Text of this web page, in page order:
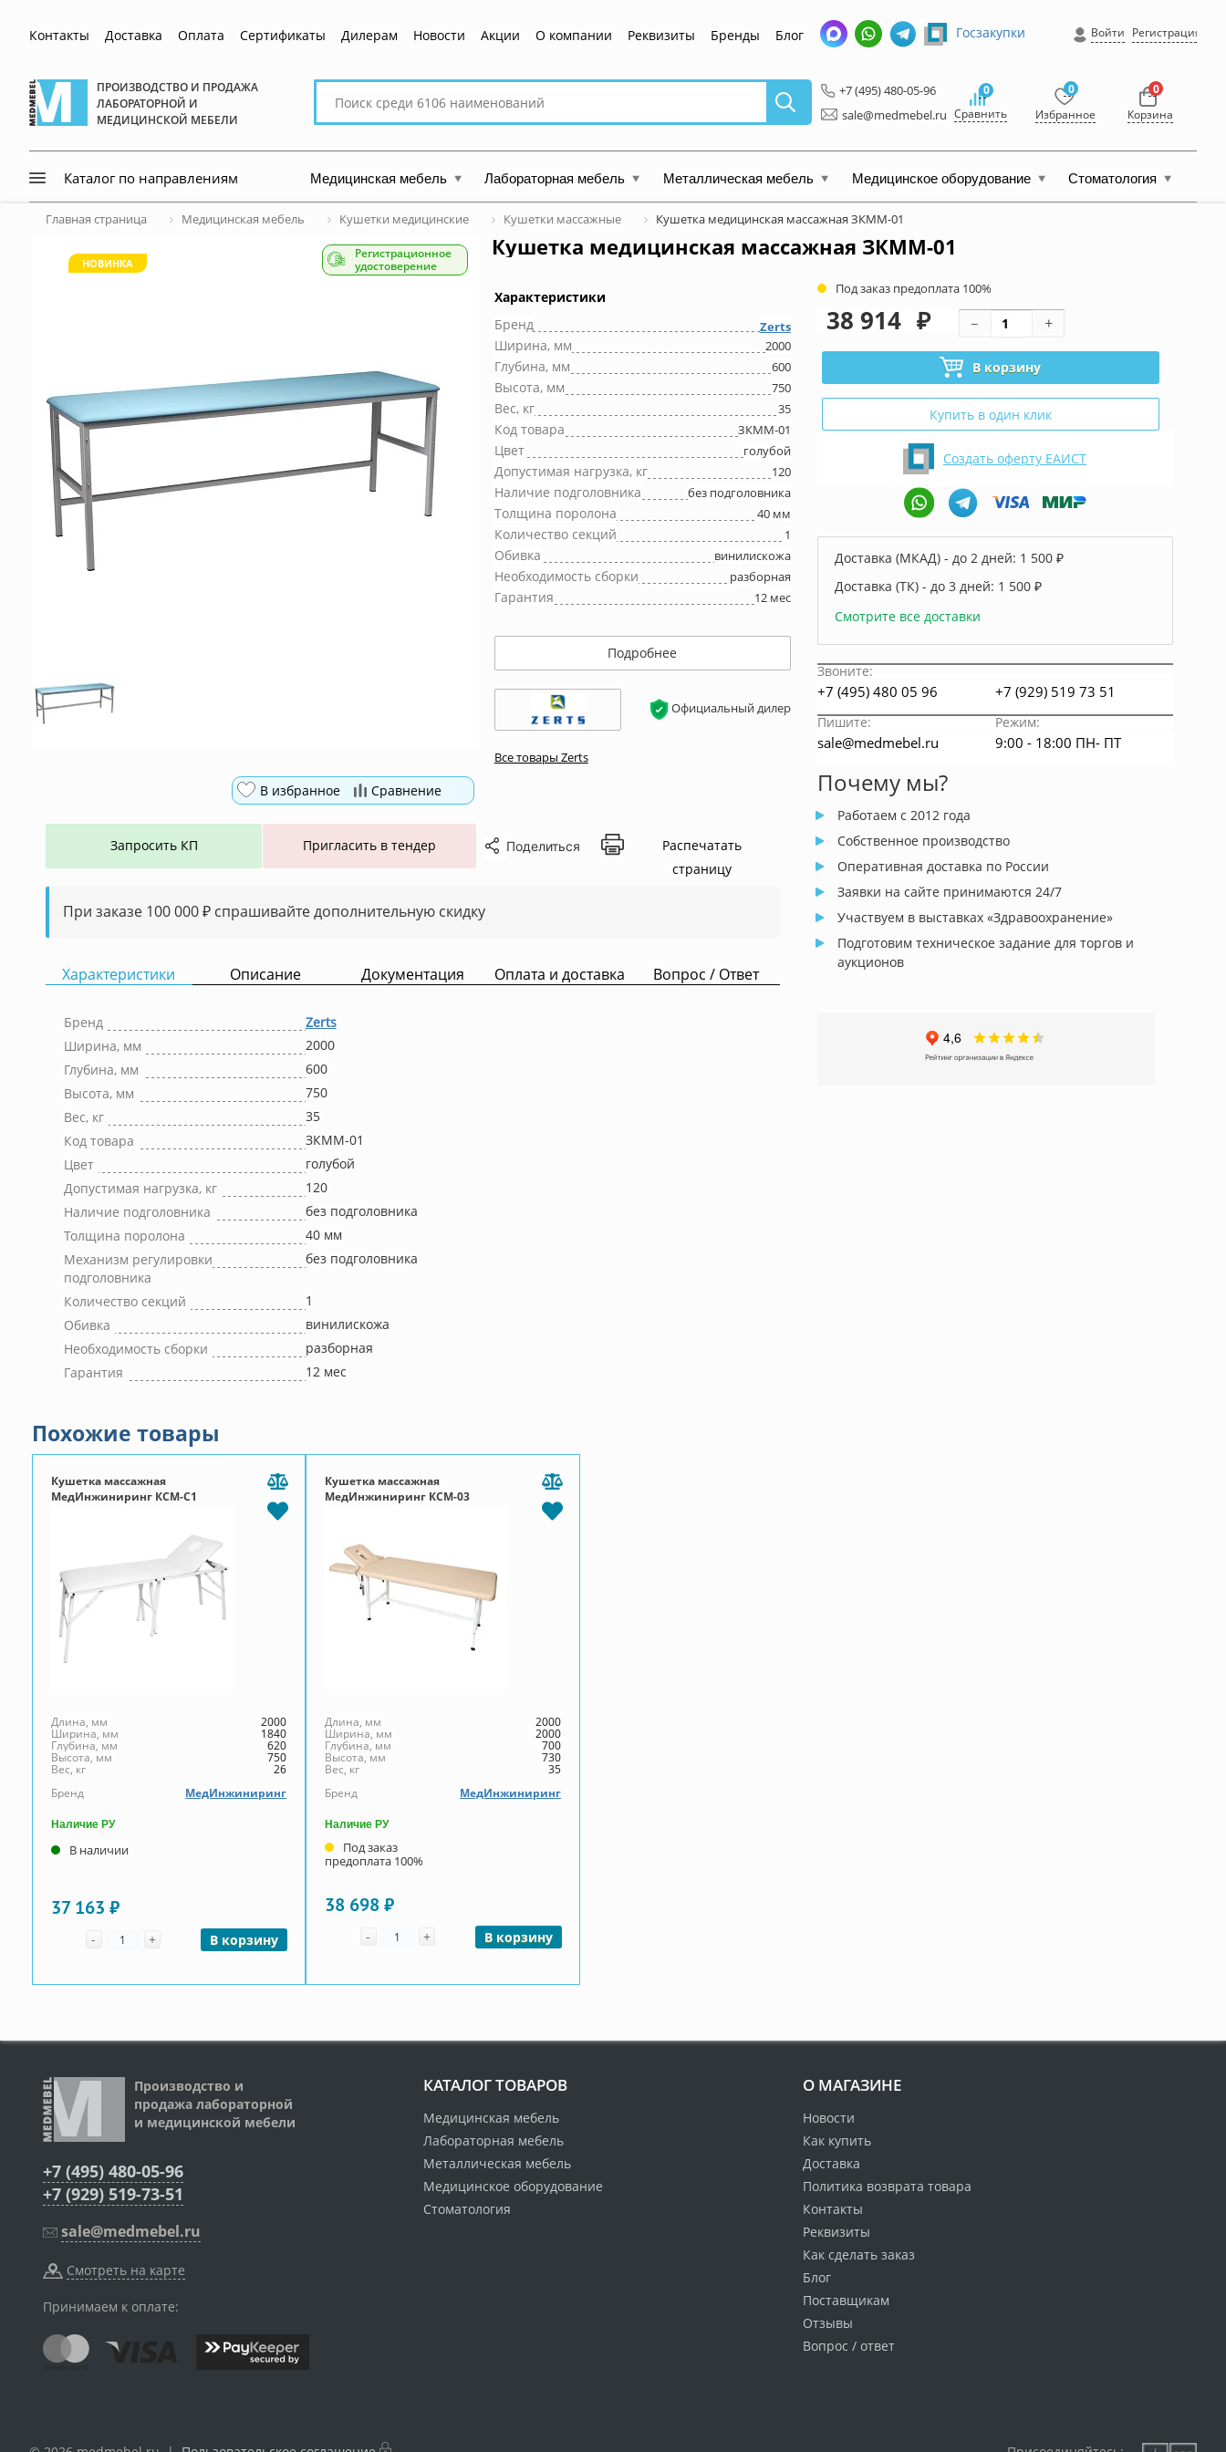
Контакты Доставка Оплата Сертификаты Дилерам Новости Акции О компании Реквизиты Бренды Блог
ПРОИЗВОДСТВО И ПРОДАЖА
ЛАБОРАТОРНОЙ И
МЕДИЦИНСКОЙ МЕБЕЛИ
Поиск
сайту
Госзакупки Войти Регистрация
+7 (495) 480-05-96
sale@medmebel.ru
0
Сравнить
0
Избранное
0
Корзина
Каталог по направлениям Медицинская мебель Лабораторная мебель Металлическая мебель Медицинское оборудование Стоматология
Главная страница Медицинская мебель Кушетки медицинские Кушетки массажные Кушетка медицинская массажная ЗКММ-01
Кушетка медицинская массажная ЗКММ-01
НОВИНКА
В избранное Сравнение
Регистрационное
удостоверение
Характеристики
Бренд
Zerts
Ширина, мм 2000
Глубина, мм 600
Высота, мм 750
Вес, кг 35
Код товара ЗКММ-01
Цвет голубой
Допустимая нагрузка, кг 120
Наличие подголовника без подголовника
Толщина поролона 40 мм
Количество секций 1
Обивка винилискожа
Необходимость сборки разборная
Гарантия 12 мес
Подробнее
Официальный дилер
Все товары Zerts
Запросить КП Пригласить в тендер Поделиться
Распечатать
страницу
При заказе 100 000 ₽ спрашивайте дополнительную скидку
Характеристики Описание Документация Оплата и доставка Вопрос / Ответ
Бренд
Zerts
Ширина, мм
2000
Глубина, мм
600
Высота, мм
750
Вес, кг
35
Код товара
ЗКММ-01
Цвет
голубой
Допустимая нагрузка, кг
120
Наличие подголовника
без подголовника
Толщина поролона
40 мм
Механизм регулировки
подголовника
без подголовника
Количество секций
1
Обивка
винилискожа
Необходимость сборки
разборная
Гарантия
12 мес
Под заказ предоплата 100%
38 914 ₽
В корзину
Купить в один клик
Создать оферту ЕАИСТ
Доставка (МКАД) - до 2 дней: 1 500 ₽
Доставка (ТК) - до 3 дней: 1 500 ₽
Смотрите все доставки
Звоните:
+7 (495) 480 05 96 +7 (929) 519 73 51
Пишите: Режим:
sale@medmebel.ru 9:00 - 18:00 ПН- ПТ
Почему мы?
Работаем с 2012 года
Собственное производство
Оперативная доставка по России
Заявки на сайте принимаются 24/7
Участвуем в выставках «Здравоохранение»
Подготовим техническое задание для торгов и
аукционов
Похожие товары
Кушетка массажная
МедИнжиниринг КСМ-С1
Длина, мм 2000
Ширина, мм 1840
Глубина, мм 620
Высота, мм 750
Вес, кг
26
Бренд
МедИнжиниринг
Наличие РУ
В наличии
37 163 ₽
- Количество
+ В корзину
Кушетка массажная
МедИнжиниринг КСМ-03
Длина, мм 2000
Ширина, мм 2000
Глубина, мм 700
Высота, мм 730
Вес, кг
35
Бренд
МедИнжиниринг
Наличие РУ
Под заказ
предоплата 100%
38 698 ₽
- Количество
+ В корзину
Производство и
продажа лабораторной
и медицинской мебели
+7 (495) 480-05-96
+7 (929) 519-73-51
sale@medmebel.ru
Смотреть на карте
Принимаем к оплате:
КАТАЛОГ ТОВАРОВ
Медицинская мебель
Лабораторная мебель
Металлическая мебель
Медицинское оборудование
Стоматология
О МАГАЗИНЕ
Новости
Как купить
Доставка
Политика возврата товара
Контакты
Реквизиты
Как сделать заказ
Блог
Поставщикам
Отзывы
Вопрос / ответ